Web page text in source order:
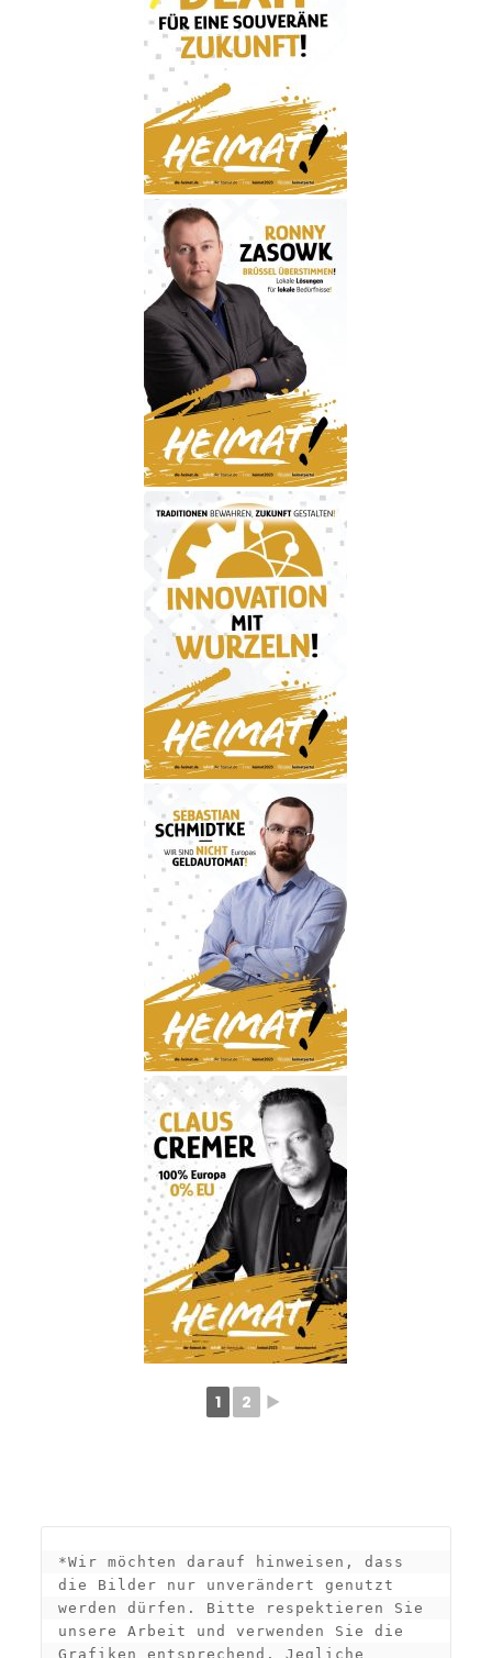
1 2 ►
*Wir möchten darauf hinweisen, dass
die Bilder nur unverändert genutzt
werden dürfen. Bitte respektieren Sie
unsere Arbeit und verwenden Sie die
Grafiken entsprechend. Jegliche